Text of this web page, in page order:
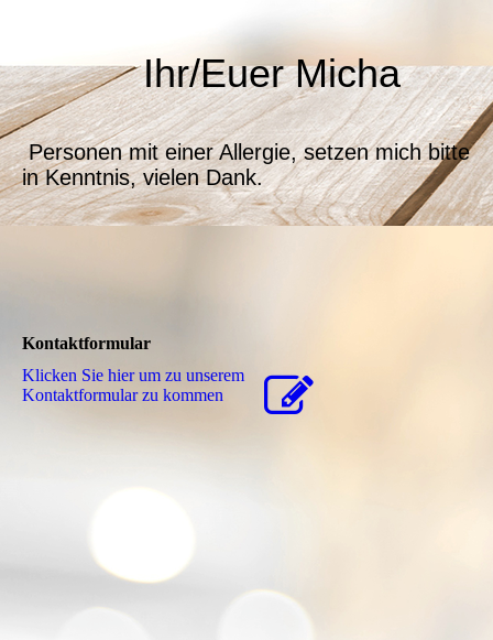
Ihr/Euer Micha
Personen mit einer Allergie, setzen mich bitte
in Kenntnis, vielen Dank.
Kontaktformular
Klicken Sie hier um zu unserem
Kon­takt­for­mu­lar zu kommen